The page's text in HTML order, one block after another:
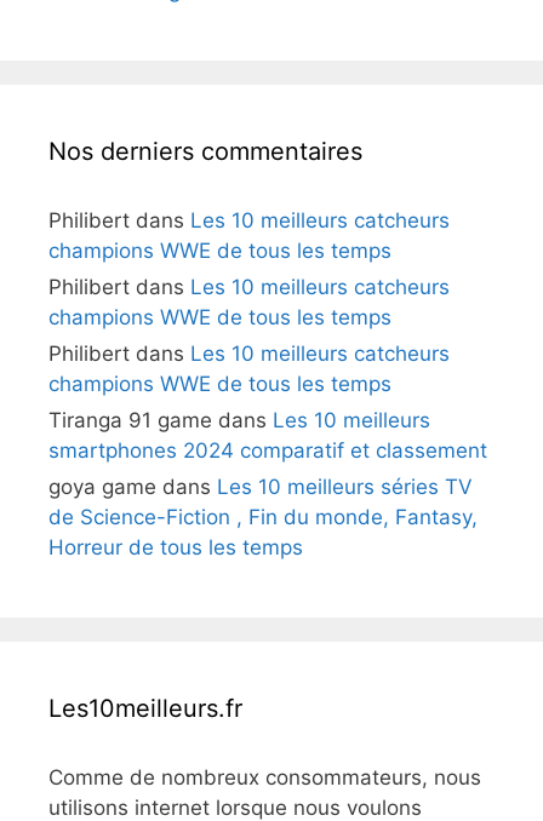
Nos derniers commentaires
Philibert dans Les 10 meilleurs catcheurs
champions WWE de tous les temps
Philibert dans Les 10 meilleurs catcheurs
champions WWE de tous les temps
Philibert dans Les 10 meilleurs catcheurs
champions WWE de tous les temps
Tiranga 91 game dans Les 10 meilleurs
smartphones 2024 comparatif et classement
goya game dans Les 10 meilleurs séries TV
de Science-Fiction , Fin du monde, Fantasy,
Horreur de tous les temps
Les10meilleurs.fr
Comme de nombreux consommateurs, nous
utilisons internet lorsque nous voulons